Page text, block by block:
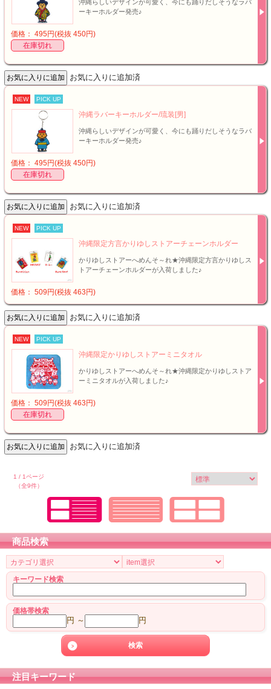
沖縄らしいデザインが可愛く、今にも踊りだしそうなラバ
ーキーホルダー発売♪
価格： 495円(税抜 450円)
在庫切れ
お気に入りに追加済
NEW PICK UP
沖縄ラバーキーホルダー/琉装[男]
沖縄らしいデザインが可愛く、今にも踊りだしそうなラバ
ーキーホルダー発売♪
価格： 495円(税抜 450円)
在庫切れ
お気に入りに追加済
NEW PICK UP
沖縄限定方言かりゆしストアーチェーンホルダー
かりゆしストアーへめんそ～れ★沖縄限定方言かりゆしス
トアーチェーンホルダーが入荷しました♪
価格： 509円(税抜 463円)
お気に入りに追加済
NEW PICK UP
沖縄限定かりゆしストアーミニタオル
かりゆしストアーへめんそ～れ★沖縄限定かりゆしストア
ーミニタオルが入荷しました♪
価格： 509円(税抜 463円)
在庫切れ
お気に入りに追加済
1 / 1ページ
（全9件）
商品検索
キーワード検索
価格帯検索
円 ～ 円
注目キーワード